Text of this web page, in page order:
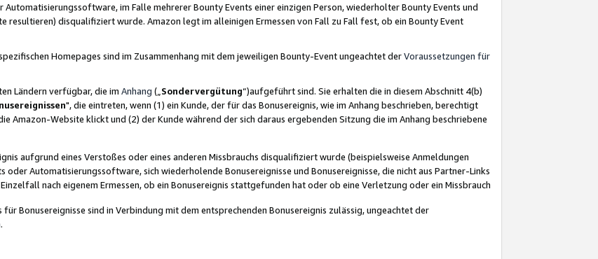
im Falle mehrerer Bounty Events einer einzigen Person, wiederholter Bounty Events und
resultieren) disqualifiziert wurde. Amazon legt im alleinigen Ermessen von Fall zu Fall fest, ob ein Bounty Event
Homepages sind im Zusammenhang mit dem jeweiligen Bounty-Event ungeachtet derVoraussetzungen für
Ländern verfügbar, die im Anhang („ Sondervergütung“)aufgeführt sind. Sie erhalten die in diesem Abschnitt 4(b)
", die eintreten, wenn (1) ein Kunde, der für das Bonusereignis, wie im Anhang beschrieben, berechtigt
Amazon-Website klickt und (2) der Kunde während der sich daraus ergebenden Sitzung die im Anhang beschriebene
aufgrund eines Verstoßes oder eines anderen Missbrauchs disqualifiziert wurde (beispielsweise Anmeldungen
Automatisierungssoftware, sich wiederholende Bonusereignisse und Bonusereignisse, die nicht aus Partner-Links
nach eigenem Ermessen, ob ein Bonusereignis stattgefunden hat oder ob eine Verletzung oder ein Missbrauch
Bonusereignisse sind in Verbindung mit dem entsprechenden Bonusereignis zulässig, ungeachtet der
.